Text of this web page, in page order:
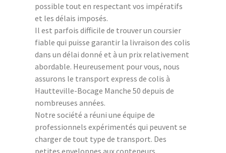
possible tout en respectant vos impératifs
et les délais imposés.
Il est parfois difficile de trouver un coursier
fiable qui puisse garantir la livraison des colis
dans un délai donné et à un prix relativement
abordable. Heureusement pour vous, nous
assurons le transport express de colis à
Hautteville-Bocage Manche 50 depuis de
nombreuses années.
Notre société a réuni une équipe de
professionnels expérimentés qui peuvent se
charger de tout type de transport. Des
petites enveloppes aux conteneurs